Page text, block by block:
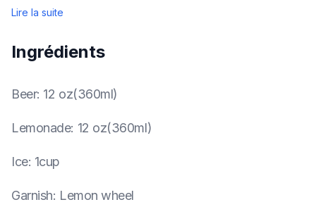
Lire la suite
Ingrédients
Beer: 12 oz(360ml)
Lemonade: 12 oz(360ml)
Ice: 1cup
Garnish: Lemon wheel